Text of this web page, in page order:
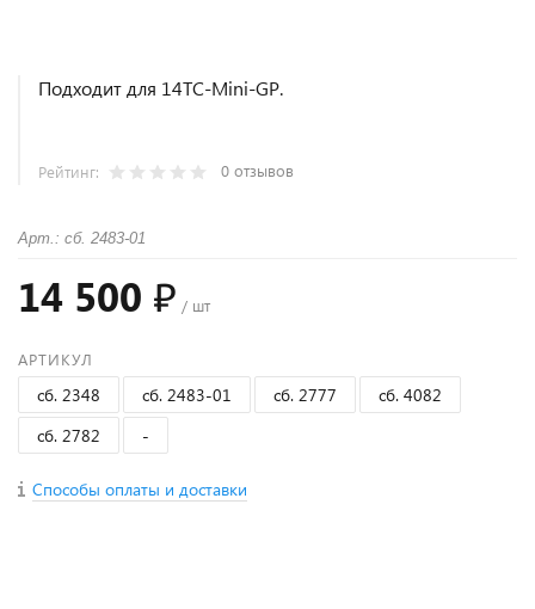
Подходит для 14ТС-Mini-GP.
Рейтинг: 0 отзывов
Арт.: сб. 2483-01
14 500 ₽ / шт
АРТИКУЛ
сб. 2348 сб. 2483-01 сб. 2777
сб. 4082
сб. 2782
-
Способы оплаты и доставки